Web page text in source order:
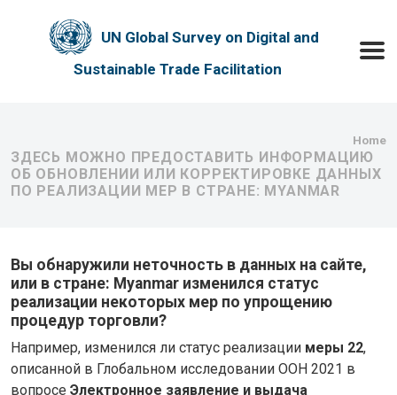
UN Global Survey on Digital and
Sustainable Trade Facilitation
Home
ЗДЕСЬ МОЖНО ПРЕДОСТАВИТЬ ИНФОРМАЦИЮ
ОБ ОБНОВЛЕНИИ ИЛИ КОРРЕКТИРОВКЕ ДАННЫХ
ПО РЕАЛИЗАЦИИ МЕР В СТРАНЕ: MYANMAR
Вы обнаружили неточность в данных на сайте,
или в стране: Myanmar изменился статус
реализации некоторых мер по упрощению
процедур торговли?
Например, изменился ли статус реализации меры 22,
описанной в Глобальном исследовании ООН 2021 в
вопросе Электронное заявление и выдача